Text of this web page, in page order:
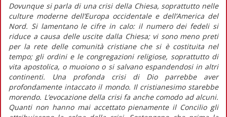
Dovunque si parla di una crisi della Chiesa, soprattutto nelle
culture moderne dell’Europa occidentale e dell’America del
Nord. Si lamentano le cifre in calo: il numero dei fedeli si
riduce a causa delle uscite dalla Chiesa; vi sono meno preti
per la rete delle comunità cristiane che si è costituita nel
tempo; gli ordini e le congregazioni religiose, soprattutto di
vita apostolica, o muoiono o si salvano espandendosi in altri
continenti. Una profonda crisi di Dio parrebbe aver
profondamente intaccato il mondo. Il cristianesimo starebbe
morendo. L’evocazione della crisi fa anche comodo ad alcuni.
Quanti non hanno mai accettato pienamente il Concilio gli